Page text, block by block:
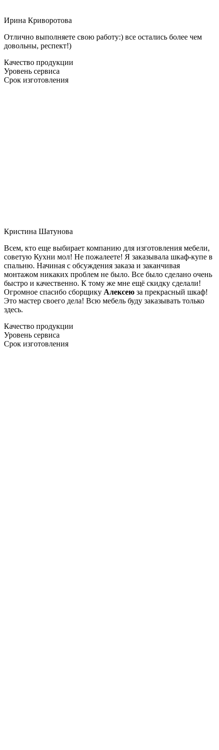
Ирина Криворотова
Отлично выполняете свою работу:) все остались более чем
довольны, респект!)
Качество продукции
Уровень сервиса
Срок изготовления
Кристина Шатунова
Всем, кто еще выбирает компанию для изготовления мебели,
советую Кухни мол! Не пожалеете! Я заказывала шкаф-купе в
спальню. Начиная с обсуждения заказа и заканчивая
монтажом никаких проблем не было. Все было сделано очень
быстро и качественно. К тому же мне ещё скидку сделали!
Огромное спасибо сборщику Алексею за прекрасный шкаф!
Это мастер своего дела! Всю мебель буду заказывать только
здесь.
Качество продукции
Уровень сервиса
Срок изготовления